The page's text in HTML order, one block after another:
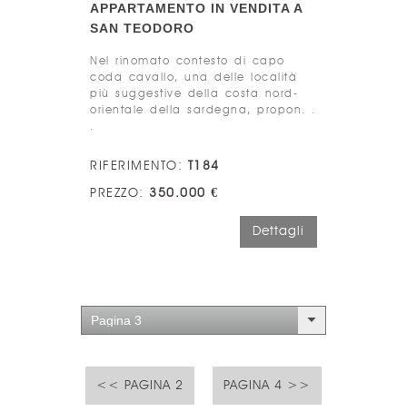
APPARTAMENTO IN VENDITA A
SAN TEODORO
Nel rinomato contesto di capo
coda cavallo, una delle località
più suggestive della costa nord-
orientale della sardegna, propon. .
RIFERIMENTO: T184
PREZZO: 350.000 €
Dettagli
Pagina 3
<< PAGINA 2 PAGINA 4 >>